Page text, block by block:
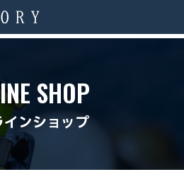
SHOP
ンショップ